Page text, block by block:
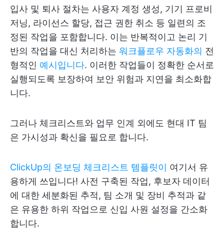
입사 및 퇴사 절차는 사용자 계정 생성, 기기 프로비
저닝, 라이선스 할당, 접근 권한 취소 등 일련의 조
정된 작업을 포함합니다. 이는 반복적이고 논리 기
반의 작업을 대신 처리하는 워크플로우 자동화의 전
형적인 예시입니다. 이러한 작업들이 정확한 순서로
실행되도록 보장하여 보안 위험과 지연을 최소화합
니다.
그러나 체크리스트와 업무 인계 외에도 현대 IT 팀
은 가시성과 확신을 필요로 합니다.
ClickUp의 온보딩 체크리스트 템플릿이 여기서 유
용하게 쓰입니다! 사전 구축된 작업, 후보자 데이터
에 대한 세분화된 추적, 팀 소개 및 장비 추적과 같
은 유용한 하위 작업으로 신입 사원 설정을 간소화
합니다.